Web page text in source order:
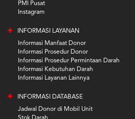
PMI Pusat
Instagram
INFORMASI LAYANAN
Informasi Manfaat Donor
Informasi Prosedur Donor
Informasi Prosedur Permintaan Darah
Informasi Kebutuhan Darah
Informasi Layanan Lainnya
INFORMASI DATABASE
Jadwal Donor di Mobil Unit